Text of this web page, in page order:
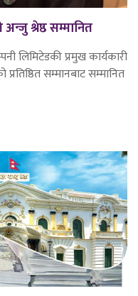
श्रेष्ठ सम्मानित
लिमिटेडकी प्रमुख कार्यकारी
सम्मानबाट सम्मानित